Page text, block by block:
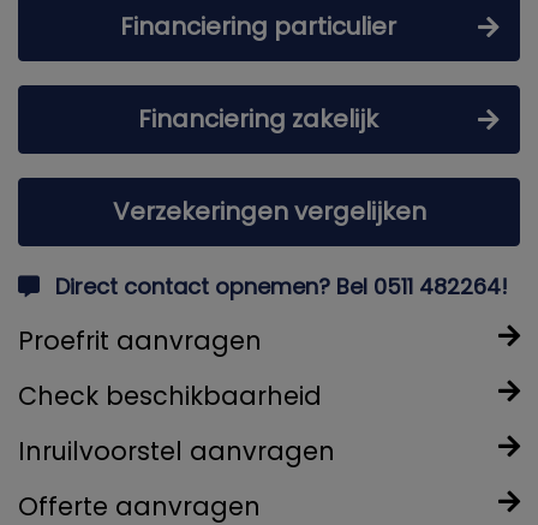
Financiering particulier
Financiering zakelijk
Verzekeringen vergelijken
Direct contact opnemen? Bel 0511 482264!
Proefrit aanvragen
Check beschikbaarheid
Inruilvoorstel aanvragen
Offerte aanvragen